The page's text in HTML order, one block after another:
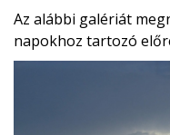
Az alábbi galériát
napokhoz tartozó